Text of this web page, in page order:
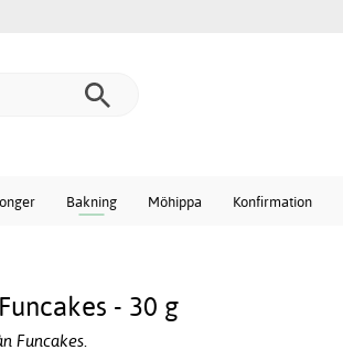
Bakning Möhippa Konfirmation
- 30 g
Funcakes.